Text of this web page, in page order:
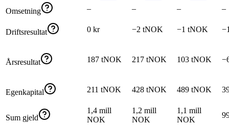
Omsetning – – – –
Driftsresultat 0 kr −2 tNOK −1 tNOK
Årsresultat 187 tNOK 217 tNOK 103 tNOK
Egenkapital 211 tNOK 428 tNOK 489 tNOK
Sum gjeld
1,4 mill
NOK
1,2 mill
NOK
1,1 mill
NOK